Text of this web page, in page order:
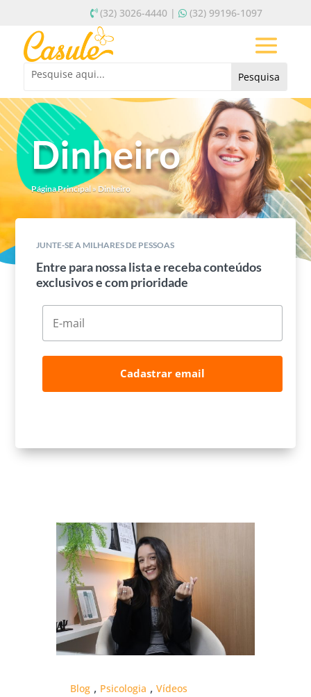
(32) 3026-4440 | (32) 99196-1097
Dinheiro
Página Principal» Dinheiro
JUNTE-SE A MILHARES DE PESSOAS
Entre para nossa lista e receba conteúdos
exclusivos e com prioridade
Cadastrar email
Blog , Psicologia , Vídeos